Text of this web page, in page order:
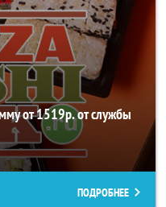
от 1519р. от службы
ПОДРОБНЕЕ